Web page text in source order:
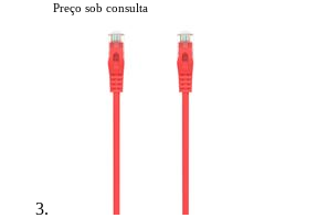
Preço sob consulta